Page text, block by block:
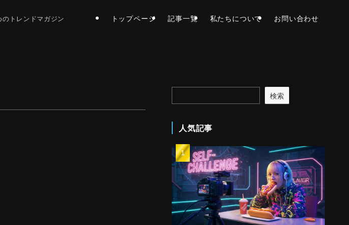
トレンドマガジン トップページ 記事一覧 私たちについて お問い合わせ
検索
人気記事